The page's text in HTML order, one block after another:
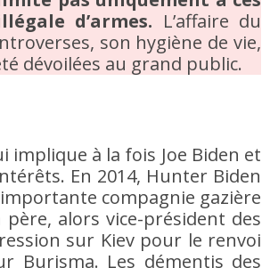
d’armes. L’affaire du
son hygiène de vie,
dévoilées au grand public.
implique à la fois Joe Biden et
En 2014, Hunter Biden
compagnie gazière
alors vice-président des
sur Kiev pour le renvoi
Burisma. Les démentis des